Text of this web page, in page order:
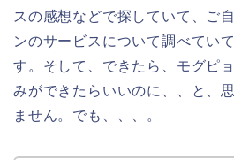
スの感想などで探していて、ご
ンのサービスについて調べてい
す。そして、できたら、モグピ
みができたらいいのに、、と、
ません。でも、、、。